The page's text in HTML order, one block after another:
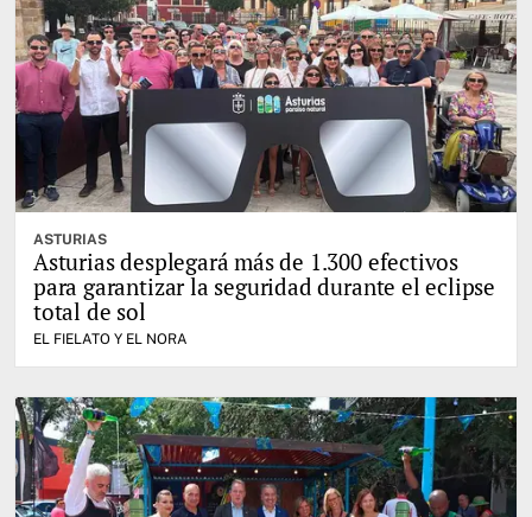
ASTURIAS
Asturias desplegará más de 1.300 efectivos
para garantizar la seguridad durante el eclipse
total de sol
EL FIELATO Y EL NORA